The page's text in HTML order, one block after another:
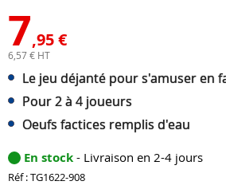
7,95 €
6,57 € HT
Le jeu déjanté pour s'amuser en
Pour 2 à 4 joueurs
Oeufs factices remplis d'eau
En stock - Livraison en 2-4 jours
Réf : TG1622-908